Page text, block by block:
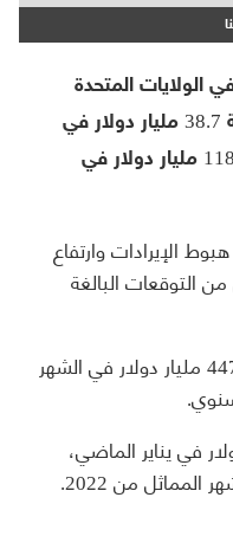
الولايات المتحدة
الأميركية، تسجيل عجز مالي بقيمة 38.7 مليار دولار في
شهر يناير 2023، مقابل فائض 118.6 مليار دولار في
الإيرادات وارتفاع
من التوقعات البالغة
وبلغت الإيرادات الفيدرالية نحو 447.2 مليار دولار في الشهر
إلى 486 مليار دولار في يناير الماضي،